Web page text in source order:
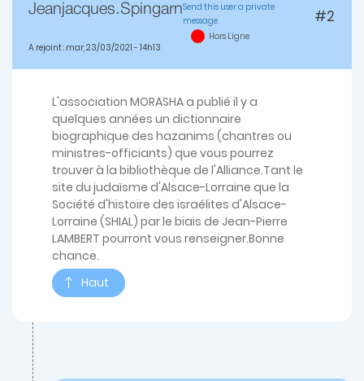
Jeanjacques.spingarnSend this user a private
message
Hors Ligne
A rejoint : mar, 23/03/2021 - 14h13
#2
L'association MORASHA a publié il y a
quelques années un dictionnaire
biographique des hazanims (chantres ou
ministres-officiants) que vous pourrez
trouver à la bibliothèque de l'Alliance.Tant le
site du judaïsme d'Alsace-Lorraine que la
Société d'histoire des israélites d'Alsace-
Lorraine (SHIAL) par le biais de Jean-Pierre
LAMBERT pourront vous renseigner.Bonne
chance.
Haut